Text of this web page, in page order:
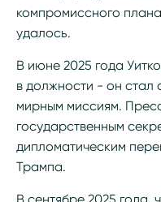
компромиссного
удалось.
В июне 2025 года
в должности - он
мирным миссиям.
государственным
дипломатическим
Трампа.